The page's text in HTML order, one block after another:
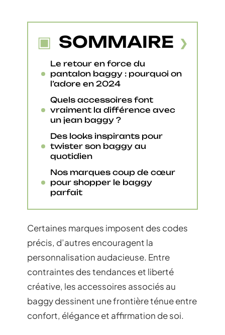
SOMMAIRE
Le retour en force du
pantalon baggy : pourquoi on
l’adore en 2024
Quels accessoires font
vraiment la différence avec
un jean baggy ?
Des looks inspirants pour
twister son baggy au
quotidien
Nos marques coup de cœur
pour shopper le baggy
parfait
Certaines marques imposent des codes
précis, d’autres encouragent la
personnalisation audacieuse. Entre
contraintes des tendances et liberté
créative, les accessoires associés au
baggy dessinent une frontière ténue entre
confort, élégance et affirmation de soi.